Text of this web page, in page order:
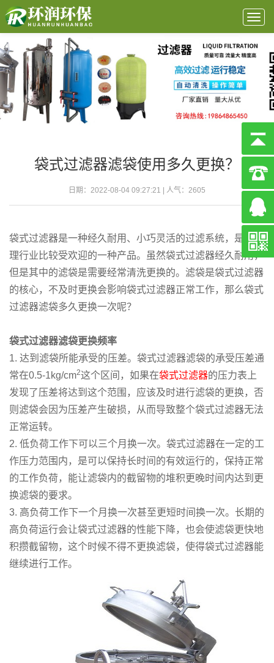
袋式过滤器滤袋使用多久更换？
日期：2022-08-04 09:27:21 | 人气： 2605
袋式过滤器是一种经久耐用、小巧灵活的过滤系统，是水处
理行业比较受欢迎的一种产品。虽然袋式过滤器经久耐用，
但是其中的滤袋是需要经常清洗更换的。滤袋是袋式过滤器
的核心，不及时更换会影响袋式过滤器正常工作，那么袋式
过滤器滤袋多久更换一次呢？
袋式过滤器滤袋更换频率
1. 达到滤袋所能承受的压差。袋式过滤器滤袋的承受压差通
常在0.5-1kg/cm2这个区间，如果在袋式过滤器的压力表上
发现了压差将达到这个范围，应该及时进行滤袋的更换，否
则滤袋会因为压差产生破损，从而导致整个袋式过滤器无法
正常运转。
2. 低负荷工作下可以三个月换一次。袋式过滤器在一定的工
作压力范围内，是可以保持长时间的有效运行的，保持正常
的工作负荷，能让滤袋内的截留物的堆积更晚时间内达到更
换滤袋的要求。
3. 高负荷工作下一个月换一次甚至更短时间换一次。长期的
高负荷运行会让袋式过滤器的性能下降，也会使滤袋更快地
积攒截留物，这个时候不得不更换滤袋，使得袋式过滤器能
继续进行工作。